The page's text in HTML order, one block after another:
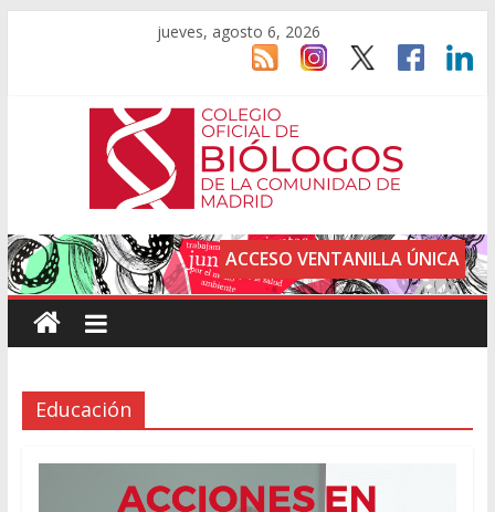
jueves, agosto 6, 2026
ACCESO VENTANILLA ÚNICA
Educación